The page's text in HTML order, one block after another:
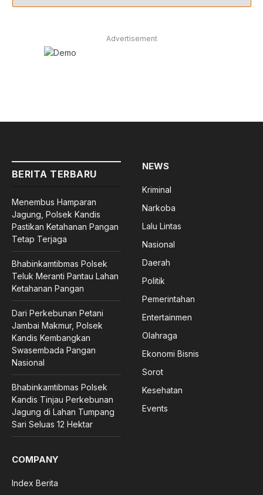
Advertisement
BERITA TERBARU
Menembus Hamparan
Jagung, Polsek Kandis
Pastikan Ketahanan Pangan
Tetap Terjaga
Bhabinkamtibmas Polsek
Teluk Meranti Pantau Lahan
Ketahanan Pangan
Dari Perkebunan Petani
Jambai Makmur, Polsek
Kandis Kembangkan
Swasembada Pangan
Nasional
Bhabinkamtibmas Polsek
Kandis Tinjau Perkebunan
Jagung di Lahan Tumpang
Sari Seluas 12 Hektar
NEWS
Kriminal
Narkoba
Lalu Lintas
Nasional
Daerah
Politik
Pemerintahan
Entertainmen
Olahraga
Ekonomi Bisnis
Sorot
Kesehatan
Events
COMPANY
Index Berita